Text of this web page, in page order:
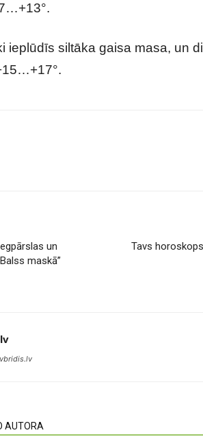
ieplūdīs siltāka gaisa masa, un
un
maskā”
Tavs
AUTORA